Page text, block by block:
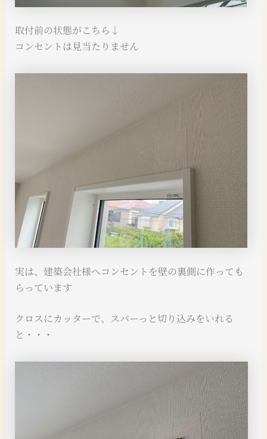
取付前の状態がこちら↓
コンセントは見当たりません
実は、建築会社様へコンセントを壁の裏側に作っても
らっています
クロスにカッターで、スパーっと切り込みをいれる
と・・・